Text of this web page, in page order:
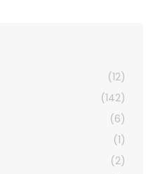
(12)
(142)
(6)
(1)
(2)